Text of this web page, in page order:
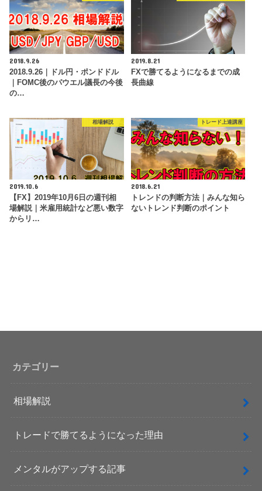
2018.9.26
2018.9.26｜ドル円・ポンドドル
｜FOMC後のパウエル議長の今後
の…
2019.8.21
FXで勝てるようになるまでの成
長曲線
相場解説
2019.10.6
【FX】2019年10月6日の週刊相
場解説｜米雇用統計など悪い数字
からリ…
トレード上達講座
2018.6.21
トレンドの判断方法｜みんな知ら
ないトレンド判断のポイント
カテゴリー
相場解説
トレードで勝てるようになった理由
メンタルがアップする記事